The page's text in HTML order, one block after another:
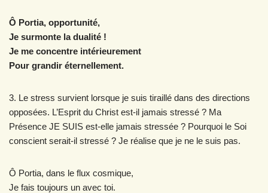
Ô Portia, opportunité,
Je surmonte la dualité !
Je me concentre intérieurement
Pour grandir éternellement.
3. Le stress survient lorsque je suis tiraillé dans des directions
opposées. L’Esprit du Christ est-il jamais stressé ? Ma
Présence JE SUIS est-elle jamais stressée ? Pourquoi le Soi
conscient serait-il stressé ? Je réalise que je ne le suis pas.
Ô Portia, dans le flux cosmique,
Je fais toujours un avec toi.